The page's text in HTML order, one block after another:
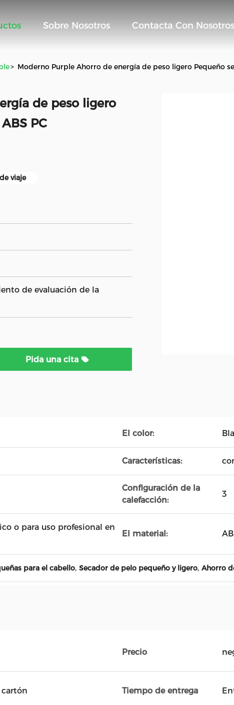
Sobre Nosotros Contacta Con Nosotros
> Moderno Purple Ahorro de energía de peso ligero Pequeño
de peso ligero
PC
viaje
de evaluación de la
Pida una cita
El color:
Características:
Configuración de la
calefacción:
3
o para uso profesional en
El material:
para el cabello, Secador de pelo pequeño y ligero, Ahorro
Precio
cartón Tiempo de entrega